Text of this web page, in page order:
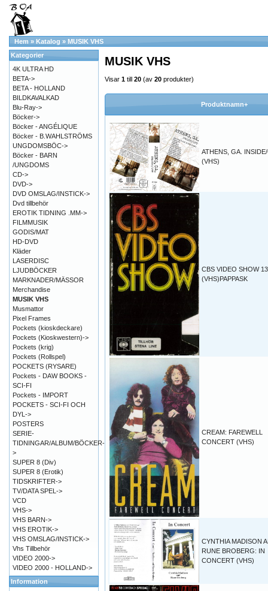
Hem » Katalog » MUSIK VHS
MUSIK VHS
Visar 1 till 20 (av 20 produkter)
Produktnamn+
ATHENS, GA.
(VHS)
CBS VIDEO SHOW 13
(VHS)PAPPASK
CREAM: FAREWELL
CONCERT (VHS)
CYNTHIA MADISON
RUNE BROBERG: IN
CONCERT (VHS)
Kategorier
4K ULTRA HD
BETA->
BETA - HOLLAND
BILDKAVALKAD
Blu-Ray->
Böcker->
Böcker - ANGÉLIQUE
Böcker - B.WAHLSTRÖMS
UNGDOMSBÖC->
Böcker - BARN
/UNGDOMS
CD->
DVD->
DVD OMSLAG/INSTICK->
Dvd tillbehör
EROTIK TIDNING .MM->
FILMMUSIK
GODIS/MAT
HD-DVD
Kläder
LASERDISC
LJUDBÖCKER
MARKNADER/MÄSSOR
Merchandise
MUSIK VHS
Musmattor
Pixel Frames
Pockets (kioskdeckare)
Pockets (Kioskwestern)->
Pockets (krig)
Pockets (Rollspel)
POCKETS (RYSARE)
Pockets - DAW BOOKS -
SCI-FI
Pockets - IMPORT
POCKETS - SCI-FI OCH
DYL->
POSTERS
SERIE-
TIDNINGAR/ALBUM/BÖCKER-
>
SUPER 8 (Div)
SUPER 8 (Erotik)
TIDSKRIFTER->
TV/DATA SPEL->
VCD
VHS->
VHS BARN->
VHS EROTIK->
VHS OMSLAG/INSTICK->
Vhs Tillbehör
VIDEO 2000->
VIDEO 2000 - HOLLAND->
Information